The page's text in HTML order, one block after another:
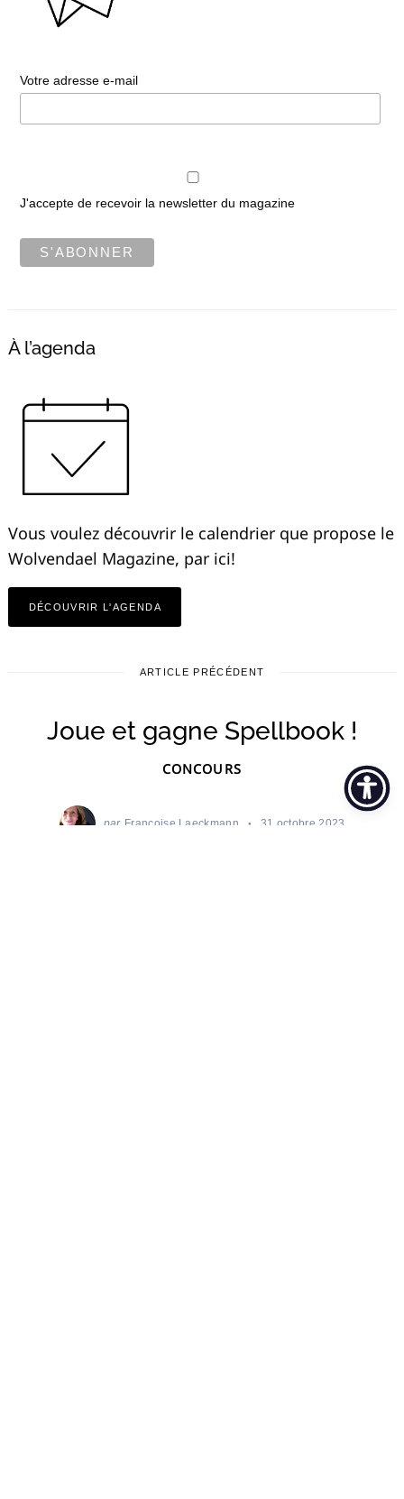
Votre adresse e-mail
J'accepte de recevoir la newsletter du magazine
À l’agenda
Vous voulez découvrir le calendrier que propose le
Wolvendael Magazine, par ici!
DÉCOUVRIR L'AGENDA
ARTICLE PRÉCÉDENT
Joue et gagne Spellbook !
CONCOURS
par Françoise Laeckmann 31 octobre 2023